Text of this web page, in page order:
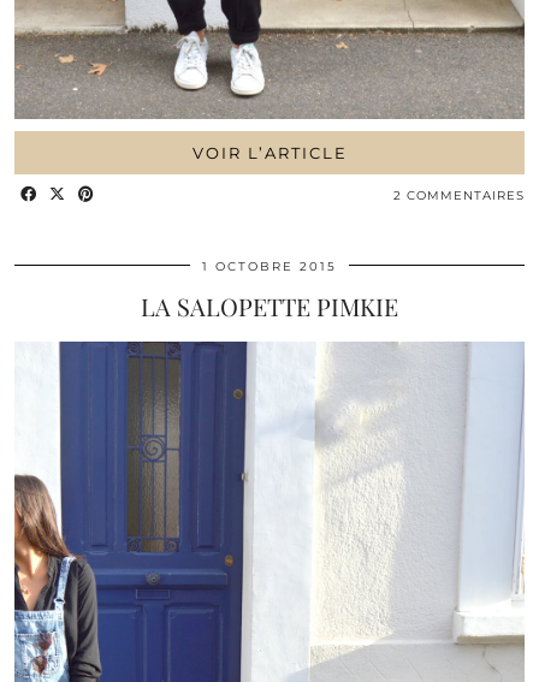
VOIR L’ARTICLE
2 COMMENTAIRES
1 OCTOBRE 2015
LA SALOPETTE PIMKIE